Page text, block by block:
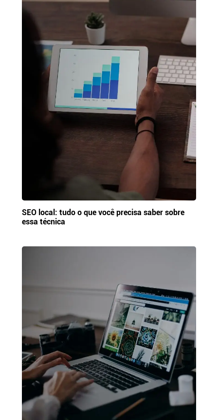
SEO local: tudo o que você precisa saber sobre
essa técnica